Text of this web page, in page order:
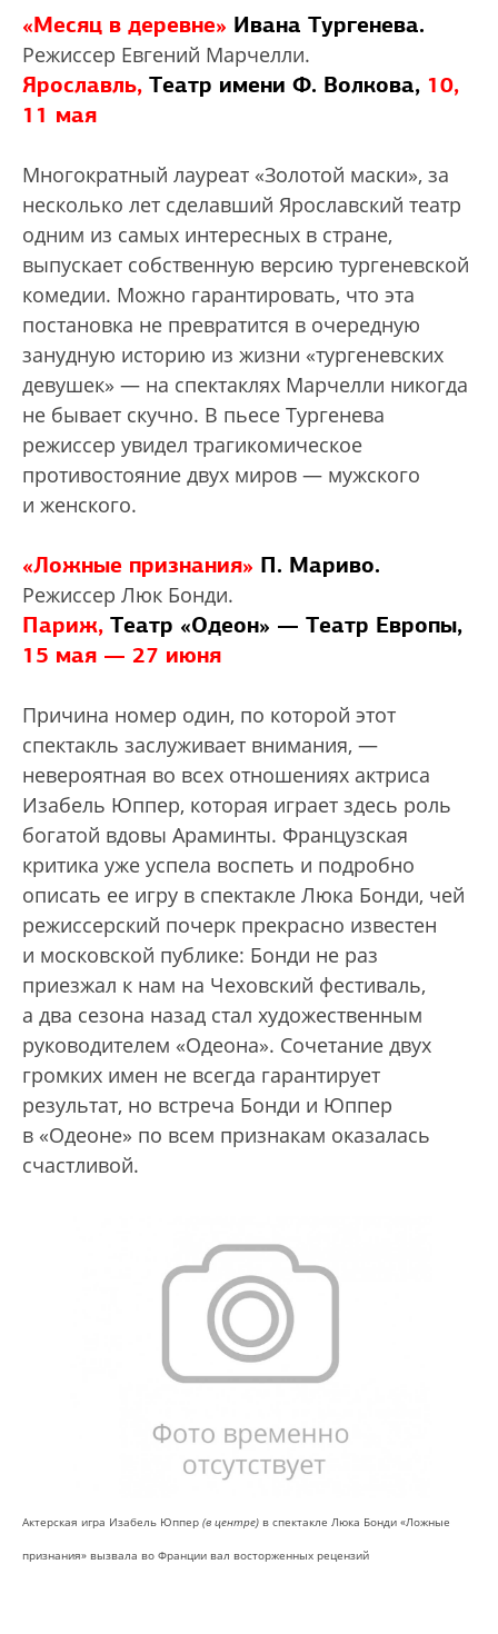
«Месяц в деревне» Ивана Тургенева.
Режиссер Евгений Марчелли.
Ярославль, Театр имени Ф. Волкова, 10,
11 мая
Многократный лауреат «Золотой маски», за
несколько лет сделавший Ярославский театр
одним из самых интересных в стране,
выпускает собственную версию тургеневской
комедии. Можно гарантировать, что эта
постановка не превратится в очередную
занудную историю из жизни «тургеневских
девушек» — на спектаклях Марчелли никогда
не бывает скучно. В пьесе Тургенева
режиссер увидел трагикомическое
противостояние двух миров — мужского
и женского.
«Ложные признания» П. Мариво.
Режиссер Люк Бонди.
Париж, Театр «Одеон» — Театр Европы,
15 мая — 27 июня
Причина номер один, по которой этот
спектакль заслуживает внимания, —
невероятная во всех отношениях актриса
Изабель Юппер, которая играет здесь роль
богатой вдовы Араминты. Французская
критика уже успела воспеть и подробно
описать ее игру в спектакле Люка Бонди, чей
режиссерский почерк прекрасно известен
и московской публике: Бонди не раз
приезжал к нам на Чеховский фестиваль,
а два сезона назад стал художественным
руководителем «Одеона». Сочетание двух
громких имен не всегда гарантирует
результат, но встреча Бонди и Юппер
в «Одеоне» по всем признакам оказалась
счастливой.
Актерская игра Изабель Юппер (в центре) в спектакле Люка Бонди «Ложные
признания» вызвала во Франции вал восторженных рецензий